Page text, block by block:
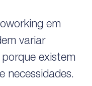
em
variar
existem
necessidades.